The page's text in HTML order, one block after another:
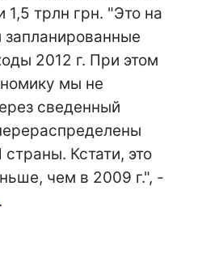
1,5 трлн грн. "Это на
2012 г. При этом
мы не
сведенный
Кстати, это
чем в 2009 г.", -
.